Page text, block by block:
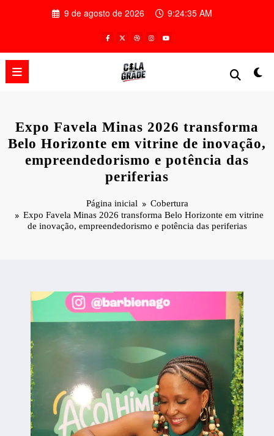
9 de agosto de 2026 9:24:36 AM
Expo Favela Minas 2026 transforma
Belo Horizonte em vitrine de inovação,
empreendedorismo e potência das
periferias
Página inicial
Cobertura
Expo Favela Minas 2026 transforma Belo Horizonte em vitrine
de inovação, empreendedorismo e potência das periferias